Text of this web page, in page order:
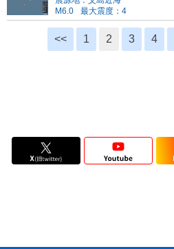
M6.0
最大震度：4
<< 1 2 3 4